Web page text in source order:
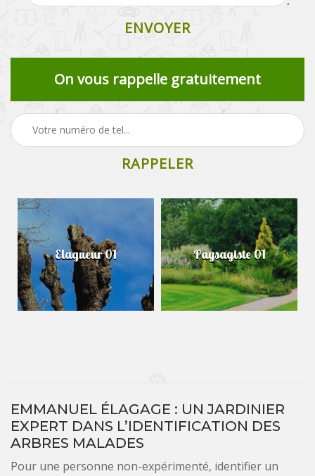
On vous rappelle gratuitement
Elagueur 01 Paysagiste 01
EMMANUEL ÉLAGAGE : UN JARDINIER
EXPERT DANS L’IDENTIFICATION DES
ARBRES MALADES
Pour une personne non-expérimenté, identifier un